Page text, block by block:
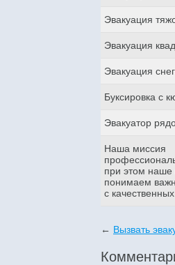
Эвакуация
Эвакуация
Эвакуация
Буксировка с
Эвакуатор
Наша миссия
при этом
понимаем
с
← Вызвать